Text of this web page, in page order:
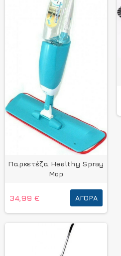
Παρκετέζα Healthy Spray
Mop
34,99 € ΑΓΟΡΆ